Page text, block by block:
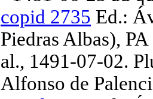
copid 2735 Ed.:
Piedras Albas),
al., 1491-07-02.
Alfonso de